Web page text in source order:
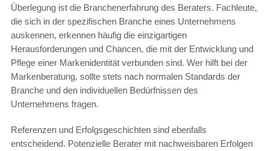
Überlegung ist die Branchenerfahrung des Beraters. Fachleute,
die sich in der spezifischen Branche eines Unternehmens
auskennen, erkennen häufig die einzigartigen
Herausforderungen und Chancen, die mit der Entwicklung und
Pflege einer Markenidentität verbunden sind. Wer hilft bei der
Markenberatung, sollte stets nach normalen Standards der
Branche und den individuellen Bedürfnissen des
Unternehmens fragen.
Referenzen und Erfolgsgeschichten sind ebenfalls
entscheidend. Potenzielle Berater mit nachweisbaren Erfolgen